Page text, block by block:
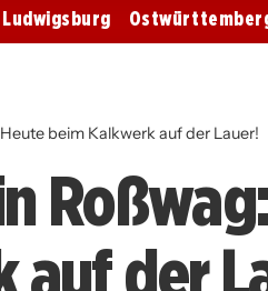
Ludwigsburg
beim Kalkwerk auf der Lauer!
auf der